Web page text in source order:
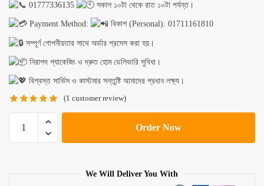
01777336135 সকাল ১০টা থেকে রাত ১০টা পর্যন্ত।
Payment Method: বিকাশ (Personal): 01711161810
সম্পূর্ণ গোপনীয়তার সাথে অর্ডার প্রসেস করা হয়।
নিরাপদ প্যাকেজিং ও দ্রুত হোম ডেলিভারি সুবিধা।
বিশ্বস্ত সার্ভিস ও কাস্টমার সন্তুষ্টি আমাদের প্রধান লক্ষ্য।
(1 customer review)
240000
Order Now
We Will Deliver You With